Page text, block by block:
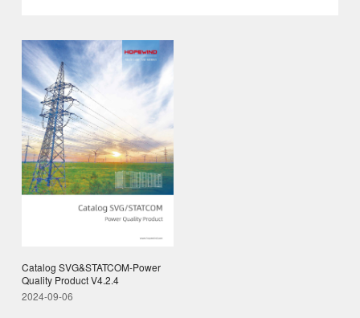
Catalog SVG&STATCOM-Power
Quality Product V4.2.4
2024-09-06